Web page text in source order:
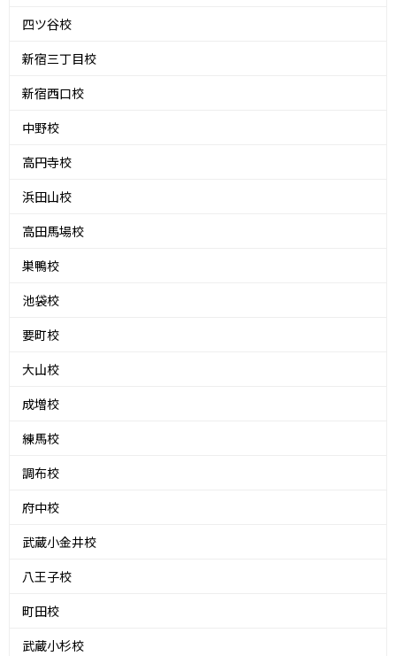
四ツ谷校
新宿三丁目校
新宿西口校
中野校
高円寺校
浜田山校
高田馬場校
巣鴨校
池袋校
要町校
大山校
成増校
練馬校
調布校
府中校
武蔵小金井校
八王子校
町田校
武蔵小杉校